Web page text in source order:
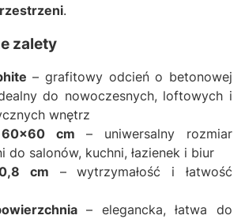
.
zalety
– grafitowy odcień o betonowej
do nowoczesnych, loftowych i
wnętrz
cm – uniwersalny rozmiar
do salonów, kuchni, łazienek i biur
cm – wytrzymałość i łatwość
– elegancka, łatwa do